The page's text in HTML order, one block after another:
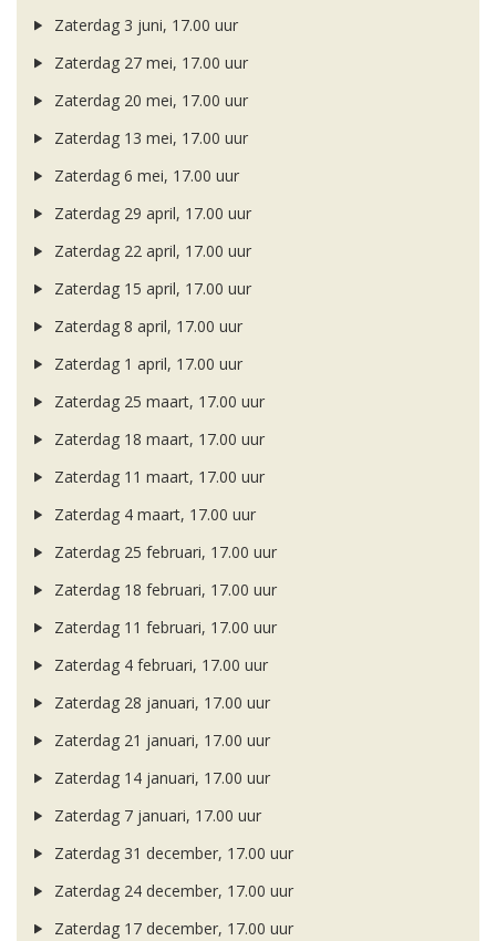
Zaterdag 3 juni, 17.00 uur
Zaterdag 27 mei, 17.00 uur
Zaterdag 20 mei, 17.00 uur
Zaterdag 13 mei, 17.00 uur
Zaterdag 6 mei, 17.00 uur
Zaterdag 29 april, 17.00 uur
Zaterdag 22 april, 17.00 uur
Zaterdag 15 april, 17.00 uur
Zaterdag 8 april, 17.00 uur
Zaterdag 1 april, 17.00 uur
Zaterdag 25 maart, 17.00 uur
Zaterdag 18 maart, 17.00 uur
Zaterdag 11 maart, 17.00 uur
Zaterdag 4 maart, 17.00 uur
Zaterdag 25 februari, 17.00 uur
Zaterdag 18 februari, 17.00 uur
Zaterdag 11 februari, 17.00 uur
Zaterdag 4 februari, 17.00 uur
Zaterdag 28 januari, 17.00 uur
Zaterdag 21 januari, 17.00 uur
Zaterdag 14 januari, 17.00 uur
Zaterdag 7 januari, 17.00 uur
Zaterdag 31 december, 17.00 uur
Zaterdag 24 december, 17.00 uur
Zaterdag 17 december, 17.00 uur